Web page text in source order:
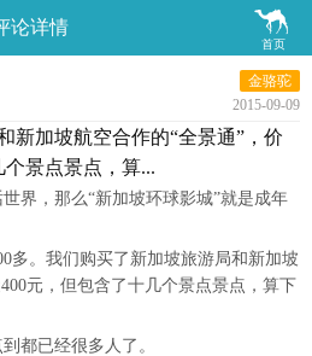

首页
论详情
金骆驼
2015-09-09
新加坡航空合作的“全景通”，价
景点景点，算...
界，那么“新加坡环球影城”就是成年
多。我们购买了新加坡旅游局和新加坡
元，但包含了十几个景点景点，算下
都已经很多人了。